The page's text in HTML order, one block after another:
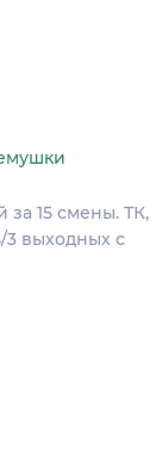
за 15 смены. ТК,
3 выходных с